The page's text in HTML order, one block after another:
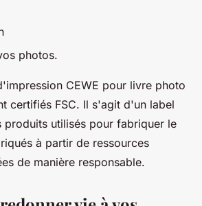
photos.
CEWE pour livre photo
certifiés FSC. Il s'agit d'un label
produits utilisés pour fabriquer le
à partir de ressources
de manière responsable.